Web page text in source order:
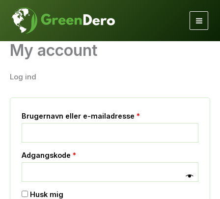
indholdet
My account
Log ind
Brugernavn eller e-mailadresse *
Adgangskode *
Husk mig